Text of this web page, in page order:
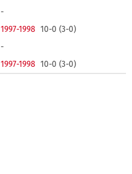
-
1997-1998 10-0 (3-0)
-
1997-1998 10-0 (3-0)